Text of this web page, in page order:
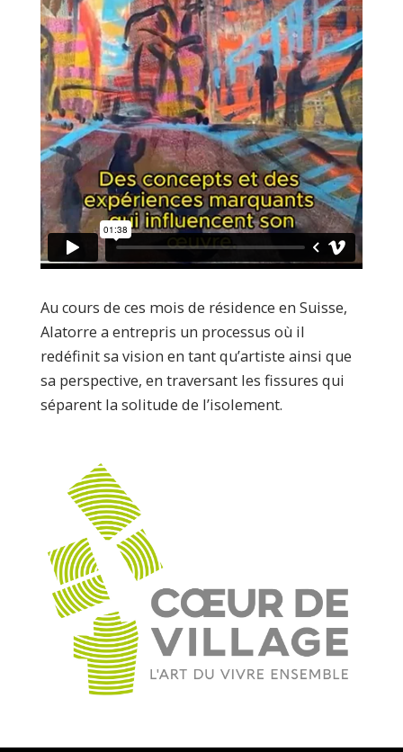
Au cours de ces mois de résidence en Suisse,
Alatorre a entrepris un processus où il
redéfinit sa vision en tant qu’artiste ainsi que
sa perspective, en traversant les fissures qui
séparent la solitude de l’isolement.